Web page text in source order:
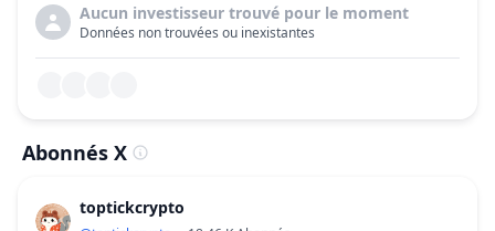
Aucun investisseur trouvé pour le moment
Données non trouvées ou inexistantes
Abonnés X
toptickcrypto